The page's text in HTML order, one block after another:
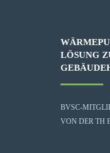
LÖSUNG
BVSC-
VON DER TH